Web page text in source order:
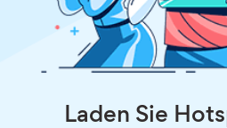
Laden Sie